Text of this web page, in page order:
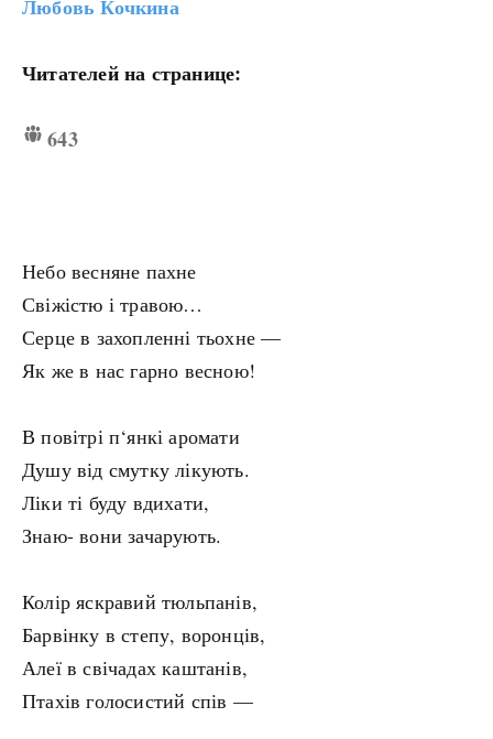
Любовь Кочкина
Читателей на странице:
643
Небо весняне пахне
Свіжістю і травою…
Серце в захопленні тьохне —
Як же в нас гарно весною!
В повітрі п‘янкі аромати
Душу від смутку лікують.
Ліки ті буду вдихати,
Знаю- вони зачарують.
Колір яскравий тюльпанів,
Барвінку в степу, воронців,
Алеї в свічадах каштанів,
Птахів голосистий спів —